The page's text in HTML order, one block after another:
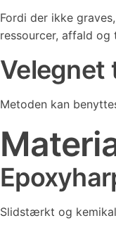
Fordi der ikke
ressourcer, affald og
Velegnet
Metoden kan
Slidstærkt og